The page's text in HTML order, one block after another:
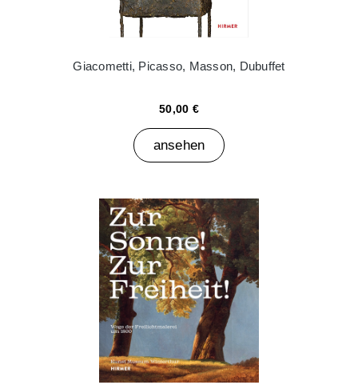
Giacometti, Picasso, Masson, Dubuffet
50,00 €
ansehen